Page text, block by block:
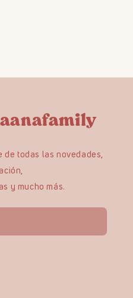
de todas las novedades,
y mucho más.